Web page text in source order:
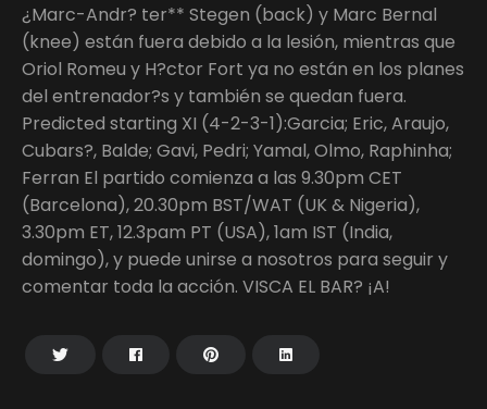
¿Marc-Andr? ter** Stegen (back) y Marc Bernal
(knee) están fuera debido a la lesión, mientras que
Oriol Romeu y H?ctor Fort ya no están en los planes
del entrenador?s y también se quedan fuera.
Predicted starting XI (4-2-3-1):Garcia; Eric, Araujo,
Cubars?, Balde; Gavi, Pedri; Yamal, Olmo, Raphinha;
Ferran El partido comienza a las 9.30pm CET
(Barcelona), 20.30pm BST/WAT (UK & Nigeria),
3.30pm ET, 12.3pam PT (USA), 1am IST (India,
domingo), y puede unirse a nosotros para seguir y
comentar toda la acción. VISCA EL BAR? ¡A!